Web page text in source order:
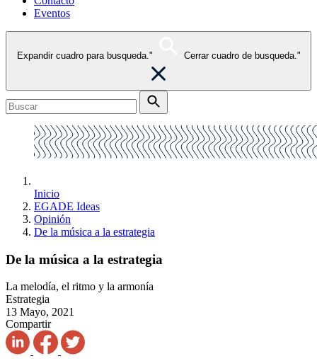
Eventos
Expandir cuadro para busqueda." Cerrar cuadro de busqueda."
Inicio
EGADE Ideas
Opinión
De la música a la estrategia
De la música a la estrategia
La melodía, el ritmo y la armonía
Estrategia
13 Mayo, 2021
Compartir